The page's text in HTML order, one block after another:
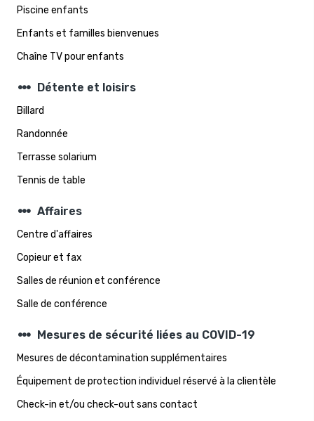
Piscine enfants
Enfants et familles bienvenues
Chaîne TV pour enfants
steppers Détente et loisirs
Billard
Randonnée
Terrasse solarium
Tennis de table
steppers Affaires
Centre d'affaires
Copieur et fax
Salles de réunion et conférence
Salle de conférence
steppers Mesures de sécurité liées au COVID-19
Mesures de décontamination supplémentaires
Équipement de protection individuel réservé à la clientèle
Check-in et/ou check-out sans contact